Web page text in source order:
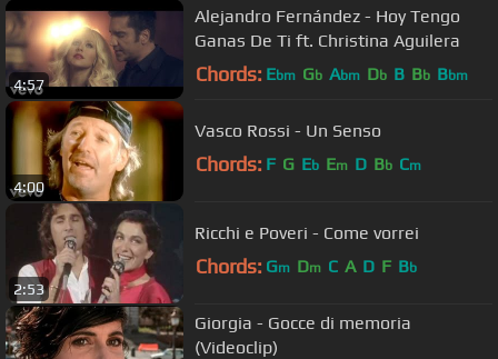
4:57
Alejandro Fernández - Hoy Tengo
Ganas De Ti ft. Christina Aguilera
Chords: Ebm Gb Abm Db B Bb Bbm
4:00
Vasco Rossi - Un Senso
Chords: F G Eb Em D Bb Cm
2:53
Ricchi e Poveri - Come vorrei
Chords: Gm Dm C A D F Bb
Giorgia - Gocce di memoria
(Videoclip)